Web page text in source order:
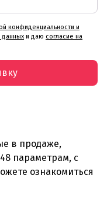
конфиденциальности и
и даю согласие на
в продаже,
параметрам, с
ознакомиться